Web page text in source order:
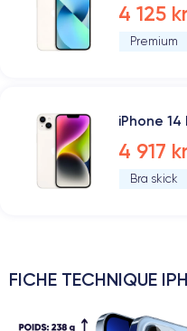
4 125 kr
Premium
iPhone
4 917 kr
Bra skick
FICHE TECHNIQUE